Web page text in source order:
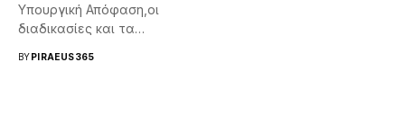
Υπουργική Απόφαση,οι
διαδικασίες και τα
BYPIRAEUS365